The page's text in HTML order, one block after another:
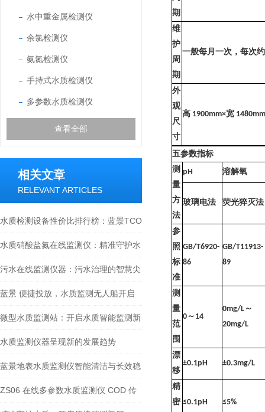
水中重金属检测仪
余氯检测仪
氨氮检测仪
手持式水质检测仪
多参数水质检测仪
查看全部
相关文章
RELEVANT ARTICLES
水质检测设备性价比排行榜：蓝景TCO
总拥有成本领-先全球
水质硝酸盐氮在线监测仪：精准守护水
环境的科技卫士
污水在线监测仪器：污水治理的智慧尖
兵
蓝景 便捷投放，水质监测无人船开启
高效作业新篇
微型水质监测站：开启水质智能监测新
时代
水质监测仪器呈现新的发展趋势
蓝景地表水质监测仪智能清洁与长效稳
定参数优势
ZS06 在线多参数水质监测仪 COD 传
期
维
护
周
期
一般每月一次，每次约
外
观
尺
寸
高 1900mm×宽
五参数指标
测
量
方
法
pH 溶解氧
玻璃电法 荧光猝灭法
参
照
标
准
GB/T6920-
86
GB/T11913-
89
测
量
范
围
0 ～ 14
0mg/L ～
20mg/L
漂
移
±0.1pH ±0.3mg/L
精
密 ≤0.1pH ≤5%